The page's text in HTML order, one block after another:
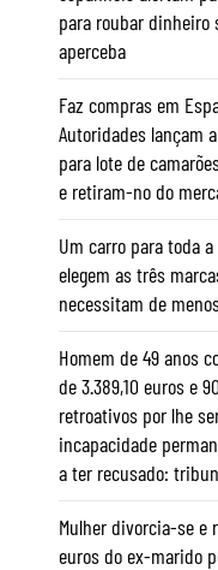
para roubar dinheiro
aperceba
Faz compras em
Autoridades lançam
para lote de
e retiram-no do
Um carro para toda
elegem as três
necessitam de
Homem de 49 anos
de 3.389,10 euros e
retroativos por lhe
incapacidade
a ter recusado:
Mulher divorcia-se e
euros do ex-marido